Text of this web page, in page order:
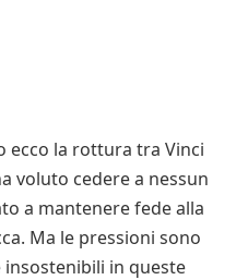
ecco la rottura tra Vinci
voluto cedere a nessun
a mantenere fede alla
Ma le pressioni sono
in queste